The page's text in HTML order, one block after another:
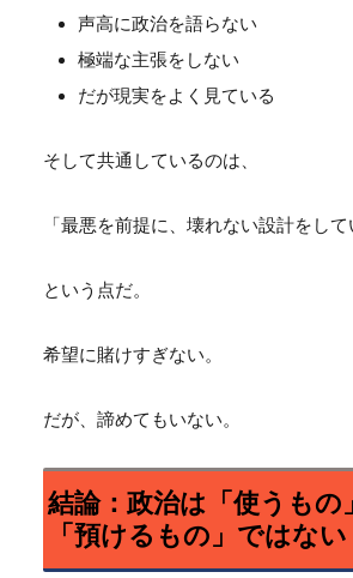
声高に政治を語らない
極端な主張をしない
だが現実をよく見ている
そして共通しているのは、
「最悪を前提に、壊れない設計をして
という点だ。
希望に賭けすぎない。
だが、諦めてもいない。
結論：政治は「使うもの
「預けるもの」ではない